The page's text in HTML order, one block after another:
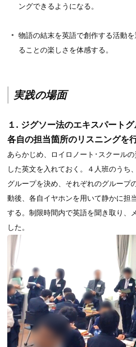
ングできるようになる。
物語の結末を英語で創作する活動
ることの楽しさを体感する。
実践の場面
１. ジグソー法のエキスパートグ
各自の担当箇所のリスニングを
あらかじめ、ロイロノート･スクール
した英文を入れておく。４人班のうち
グループを決め、それぞれのグループ
動後、各自イヤホンを用いて静かに担
する。制限時間内で英語を聞き取り、
した。